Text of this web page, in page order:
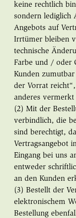
keine rechtlich
sondern lediglich
Angebots auf
Irrtümer bleiben
technische
Farbe und / oder
Kunden
der Vorrat
anderes vermerkt
(2) Mit der
verbindlich, die
sind berechtigt,
Vertragsangebot
Eingang bei uns
entweder
an den Kunden
(3) Bestellt der
elektronischem
Bestellung